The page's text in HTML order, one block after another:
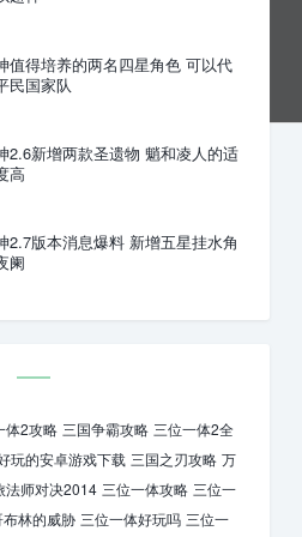
值得培养的两名四星角色 可以代
民国家队
2.6新增两款圣遗物 魈和凌人的适
高
2.7版本消息爆料 新增五星挂水角
阑
体2攻略 三国争霸攻略 三位一体2全
玩的安卓游戏下载 三国之刃攻略 万
法师对决2014 三位一体攻略 三位一
林的威胁 三位一体好玩吗 三位一